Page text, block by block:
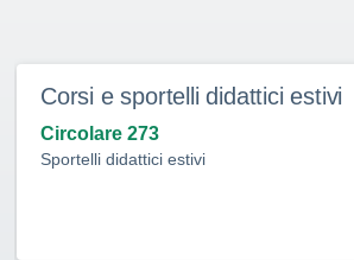
Corsi e sportelli didattici estivi
Circolare 273
Sportelli didattici estivi